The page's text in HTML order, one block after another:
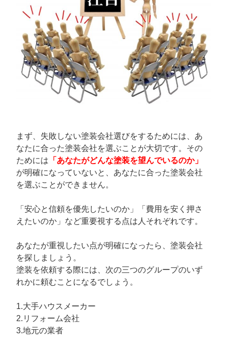
まず、失敗しない塗装会社選びをするためには、あ
なたに合った塗装会社を選ぶことが大切です。その
ためには 「あなたがどんな塗装を望んでいるのか」
が明確になっていないと、あなたに合った塗装会社
を選ぶことができません。
「安心と信頼を優先したいのか」「費用を安く押さ
えたいのか」など重要視する点は人それぞれです。
あなたが重視したい点が明確になったら、塗装会社
を探しましょう。
塗装を依頼する際には、次の三つのグループのいず
れかに頼むことになるでしょう。
1.大手ハウスメーカー
2.リフォーム会社
3.地元の業者